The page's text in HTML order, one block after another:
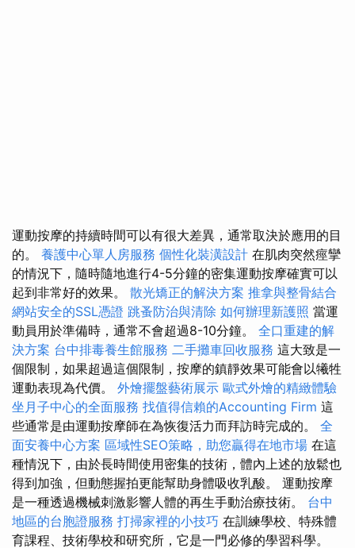
運動按摩的持續時間可以有很大差異，通常取決於應用的目
的。 養護中心單人房服務 個性化裝潢設計 在肌肉突然痙攣
的情況下，隨時隨地進行4-5分鐘的密集運動按摩確實可以
起到非常好的效果。 散光矯正的解決方案 推拿與整骨結合
網站安全的SSL憑證 跳蚤防治與清除 如何辦理新護照 當運
動員用於準備時，通常不會超過8-10分鐘。 全口重建的解
決方案 台中排毒養生館服務 二手攤車回收服務 這大致是一
個限制，如果超過這個限制，按摩的鎮靜效果可能會以犧牲
運動表現為代價。 外燴擺盤藝術展示 歐式外燴的精緻體驗
坐月子中心的全面服務 找值得信賴的Accounting Firm 這
些通常是由運動按摩師在為恢復活力而拜訪時完成的。 全
面安養中心方案 區域性SEO策略，助您贏得在地市場 在這
種情況下，由於長時間使用密集的技術，體內上述的放鬆也
得到加強，但動態握拍更能幫助身體吸收乳酸。 運動按摩
是一種透過機械刺激影響人體的再生手動治療技術。 台中
地區的台胞證服務 打掃家裡的小技巧 在訓練學校、特殊體
育課程、技術學校和研究所，它是一門必修的學習科學。